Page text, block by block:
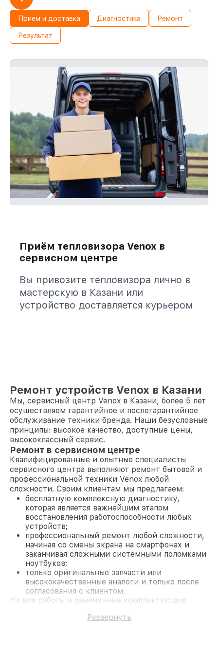
Прием и доставка Диагностика Ремонт
Результат
Приём тепловизора Venox в
сервисном центре
Вы привозите тепловизора лично в
мастерскую в Казани или
устройство доставляется курьером
Ремонт устройств Venox в Казани
Мы, сервисный центр Venox в Казани, более 5 лет
осуществляем гарантийное и послегарантийное
обслуживание техники бренда. Наши безусловные
принципы: высокое качество, доступные цены,
высококлассный сервис.
Ремонт в сервисном центре
Квалифицированные и опытные специалисты
сервисного центра выполняют ремонт бытовой и
профессиональной техники Venox любой
сложности. Своим клиентам мы предлагаем:
бесплатную комплексную диагностику,
которая является важнейшим этапом
восстановления работоспособности любых
устройств;
профессиональный ремонт любой сложности,
начиная со смены экрана на смартфонах и
заканчивая сложными системными поломками
ноутбуков;
только оригинальные запчасти или
высококачественные аналоги и только после
согласования с клиентом.
На все работы и замененные комплектующие
поломки по условиям гарантии, мы бесплатно
Развернуть